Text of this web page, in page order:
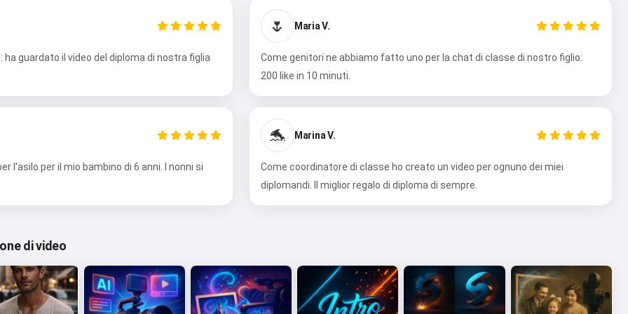
ha guardato il video del diploma di nostra figlia
🌷 Maria V.
Come genitori ne abbiamo fatto uno per la chat di classe di nostro figlio:
200 like in 10 minuti.
l'asilo per il mio bambino di 6 anni. I nonni si
🐬 Marina V.
Come coordinatore di classe ho creato un video per ognuno dei miei
diplomandi. Il miglior regalo di diploma di sempre.
di video